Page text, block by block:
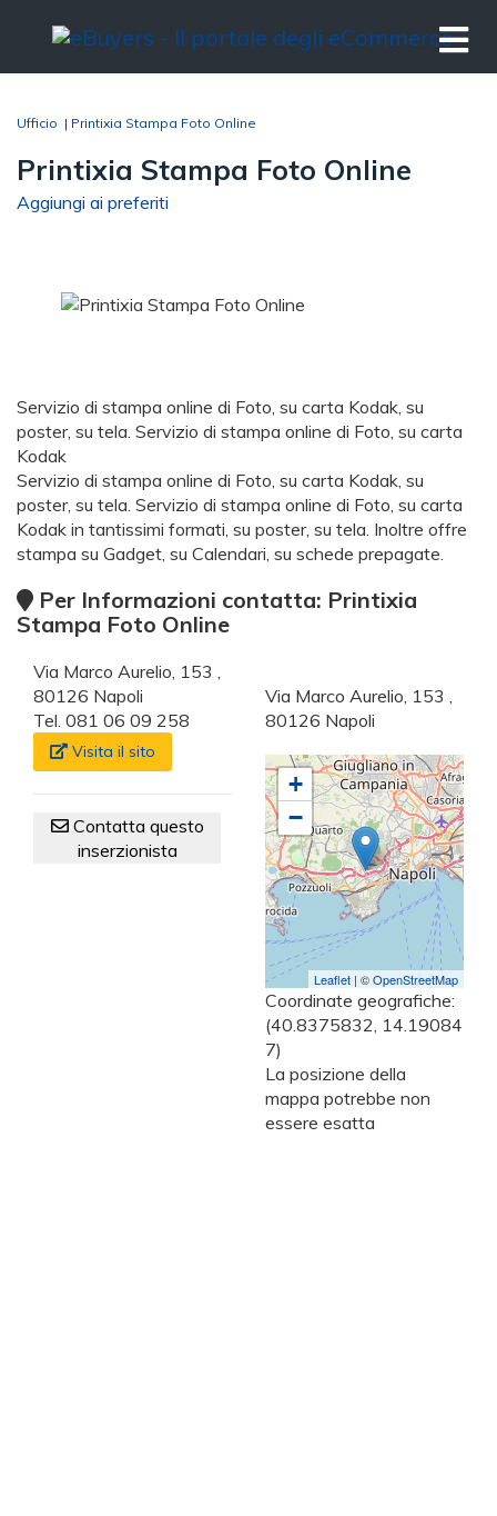
Ufficio | Printixia Stampa Foto Online
Printixia Stampa Foto Online
Aggiungi ai preferiti
Servizio di stampa online di Foto, su carta Kodak, su
poster, su tela. Servizio di stampa online di Foto, su carta
Kodak
Servizio di stampa online di Foto, su carta Kodak, su
poster, su tela. Servizio di stampa online di Foto, su carta
Kodak in tantissimi formati, su poster, su tela. Inoltre offre
stampa su Gadget, su Calendari, su schede prepagate.
Per Informazioni contatta: Printixia
Stampa Foto Online
Via Marco Aurelio, 153 ,
80126 Napoli
Tel. 081 06 09 258
Visita il sito
Contatta questo
inserzionista
Via Marco Aurelio, 153 ,
80126 Napoli
+
−
Leaflet | ©OpenStreetMap
Coordinate geografiche:
(40.8375832, 14.19084
7)
La posizione della
mappa potrebbe non
essere esatta